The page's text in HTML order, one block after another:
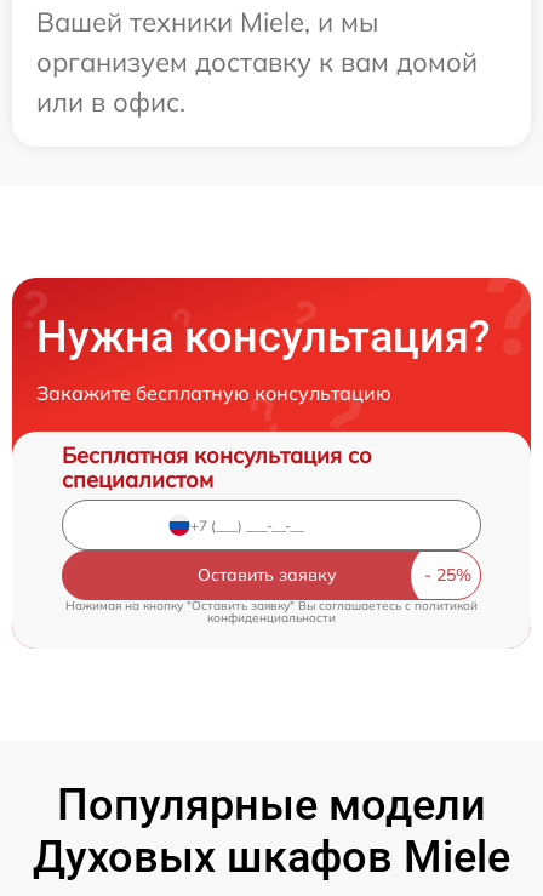
Вашей техники Miele, и мы
организуем доставку к вам домой
или в офис.
Нужна консультация?
Закажите бесплатную консультацию
Бесплатная консультация со
специалистом
Оставить заявку
Нажимая на кнопку "Оставить заявку" Вы соглашаетесь cполитикой
конфиденциальности
Популярные модели
Духовых шкафов Miele